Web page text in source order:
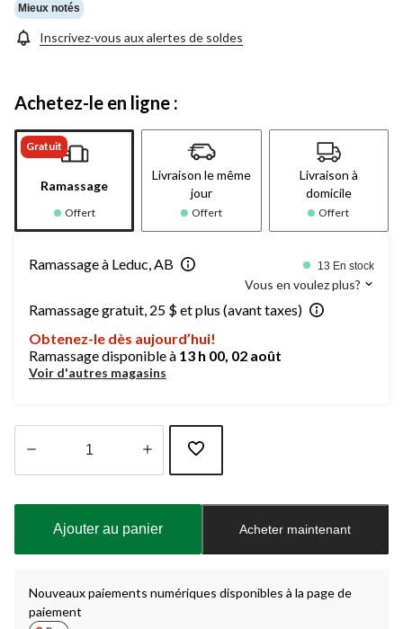
Mieux notés
Inscrivez-vous aux alertes de soldes
Achetez-le en ligne :
Gratuit
Ramassage
Offert
Livraison le même
jour
Offert
Livraison à
domicile
Offert
Ramassage à Leduc, AB 13 En stock
Vous en voulez plus?
Ramassage gratuit, 25 $ et plus (avant taxes)
Obtenez-le dès aujourd’hui!
Ramassage disponible à 13 h 00, 02 août
Voir d'autres magasins
à
Ajouter au panier Acheter maintenant
Nouveaux paiements numériques disponibles à la page de
paiement